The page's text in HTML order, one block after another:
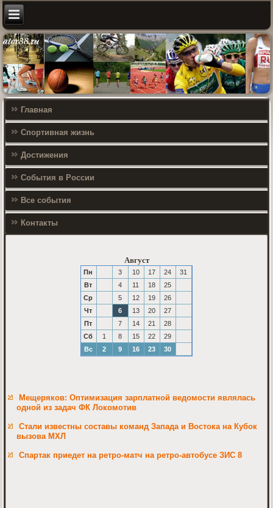
Главная
Спортивная жизнь
Достижения
События в России
Все события
Контакты
Август
Пн 3 10 17 24
31
Вт
4 11 18
25
Ср
5 12 19
26
Чт
6 13 20
27
Пт
7 14 21
28
Сб
1 8 15 22
29
Вс
2 9 16 23 30
Мещеряков: Оптимизация зарплатной ведомости являлась
одной из задач ФК Локомотив
Стали известны составы команд Запада и Востока на Кубок
вызова МХЛ
Спартак приедет на ретро-матч на ретро-автобусе ЗИС 8